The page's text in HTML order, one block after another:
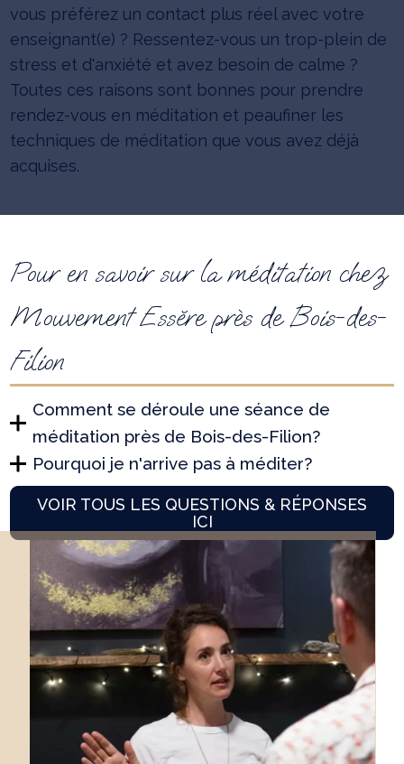
vous préférez un contact plus réel avec votre
enseignant(e) ? Ressentez-vous un trop-plein de
stress et d'anxiété et avez besoin de calme ?
Toutes ces raisons sont bonnes pour prendre
rendez-vous en méditation et peaufiner les
techniques de méditation que vous avez déjà
acquises.
Pour en savoir sur la méditation chez
Mouvement Essĕre près de Bois-des-
Filion
Comment se déroule une séance de
méditation près de Bois-des-Filion?
Pourquoi je n'arrive pas à méditer?
VOIR TOUS LES QUESTIONS & RÉPONSES
ICI